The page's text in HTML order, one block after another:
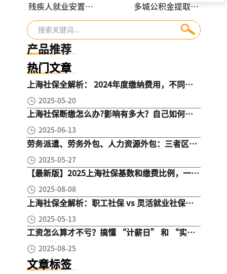
残疾人就业安置服
务哪家好？2025年
全国优质助残机构
推荐
多城公积金提取新
规落地！涉及租
房、还贷、继承，
产品推荐
热门文章
上海社保全解析： 2024年度缴纳费用，不同人
2025-05-20
上海社保断缴怎么办?影响有多大？自己如何续
2025-06-13
劳务派遣、劳务外包、人力资源外包：三者区
2025-05-27
【最新版】2025上海社保基数和缴费比例，一文
2025-08-08
上海社保全解析：职工社保 vs 灵活就业社保，
2025-05-13
工资怎么算才不亏？搞懂 “计薪日” 和 “实际
2025-08-25
文章标签